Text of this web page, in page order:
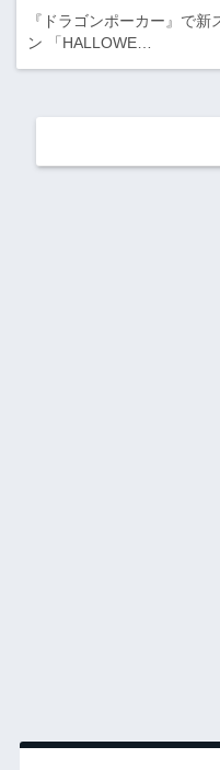
『ドラゴンポーカー』で新
ン 「HALLOWE…